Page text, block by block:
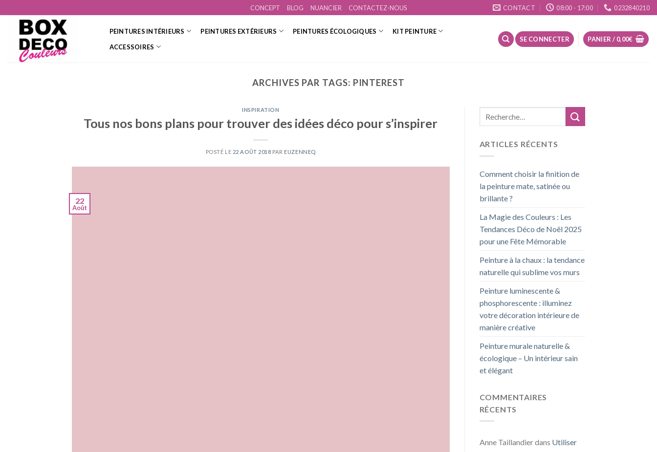
to
content
CONCEPT BLOG NUANCIER CONTACTEZ-NOUS CONTACT 08:00 - 17:00 0232840210
PEINTURES INTÉRIEURS PEINTURES EXTÉRIEURS PEINTURES ÉCOLOGIQUES
KIT PEINTURE
ACCESSOIRES
SE CONNECTER PANIER / 0,00€
ARCHIVES PAR TAGS: PINTEREST
INSPIRATION
Tous nos bons plans pour trouver des idées déco pour s’inspirer
POSTÉ LE 22 AOÛT 2018 PAR EUZENNEQ
22
Août
ARTICLES RÉCENTS
Comment choisir la finition de
la peinture mate, satinée ou
brillante ?
La Magie des Couleurs : Les
Tendances Déco de Noël 2025
pour une Fête Mémorable
Peinture à la chaux : la tendance
naturelle qui sublime vos murs
Peinture luminescente &
phosphorescente : illuminez
votre décoration intérieure de
manière créative
Peinture murale naturelle &
écologique – Un intérieur sain
et élégant
COMMENTAIRES
RÉCENTS
Anne Taillandierdans Utiliser